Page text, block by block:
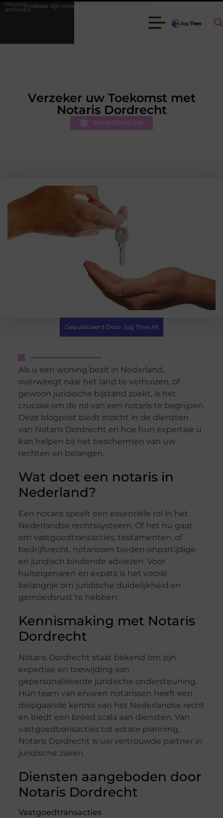
Nieuwe
artikelen
elke tuinier Fysiotherapie Leidschendam: effectieve
Verzeker uw Toekomst met
Notaris Dordrecht
AANBIEDINGEN
Gepubliceerd Door Jug Theo.nl
Als u een woning bezit in Nederland,
overweegt naar het land te verhuizen, of
gewoon juridische bijstand zoekt, is het
cruciaal om de rol van een notaris te begrijpen.
Deze blogpost biedt inzicht in de diensten
van Notaris Dordrecht en hoe hun expertise u
kan helpen bij het beschermen van uw
rechten en belangen.
Wat doet een notaris in
Nederland?
Een notaris speelt een essentiële rol in het
Nederlandse rechtssysteem. Of het nu gaat
om vastgoedtransacties, testamenten, of
bedrijfsrecht, notarissen bieden onpartijdige
en juridisch bindende adviezen. Voor
huiseigenaren en expats is het vooral
belangrijk om juridische duidelijkheid en
gemoedsrust te hebben.
Kennismaking met Notaris
Dordrecht
Notaris Dordrecht staat bekend om zijn
expertise en toewijding aan
gepersonaliseerde juridische ondersteuning.
Hun team van ervaren notarissen heeft een
diepgaande kennis van het Nederlandse recht
en biedt een breed scala aan diensten. Van
vastgoedtransacties tot estate planning,
Notaris Dordrecht is uw vertrouwde partner in
juridische zaken.
Diensten aangeboden door
Notaris Dordrecht
Vastgoedtransacties